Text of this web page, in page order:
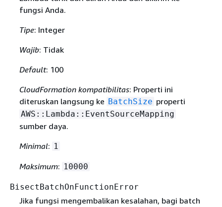
fungsi Anda.
Tipe: Integer
Wajib: Tidak
Default: 100
CloudFormation kompatibilitas: Properti ini
diteruskan langsung ke BatchSize properti
AWS::Lambda::EventSourceMapping
sumber daya.
Minimal: 1
Maksimum: 10000
BisectBatchOnFunctionError
Jika fungsi mengembalikan kesalahan, bagi batch